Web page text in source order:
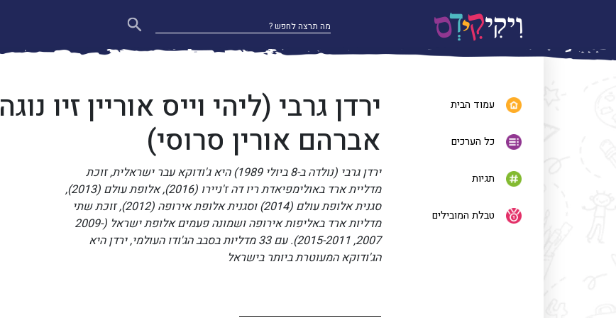
עמוד הבית
כל הערכים
תגיות
טבלת המובילים
ירדן גרבי (ליהי וייס אוריין זיו נוגה
אברהם אורין סרוסי)
ירדן גרבי (נולדה ב-8 ביולי 1989) היא ג'ודוקא עבר ישראלית, זוכת
מדליית ארד באולימפיאדת ריו דה ז'ניירו (2016), אלופת עולם (2013),
סגנית אלופת עולם (2014) וסגנית אלופת אירופה (2012), זוכת שתי
מדליות ארד באליפות אירופה ושמונה פעמים אלופת ישראל (2009-
2007, 2015-2011). עם 33 מדליות בסבב הג'ודו העולמי, ירדן היא
הג'ודוקא המעוטרת ביותר בישראל